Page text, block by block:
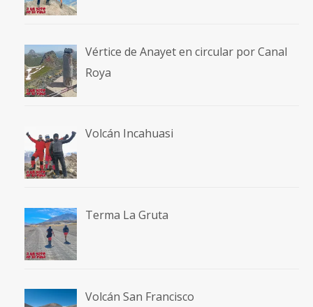
Vértice de Anayet en circular por Canal
Roya
Volcán Incahuasi
Terma La Gruta
Volcán San Francisco